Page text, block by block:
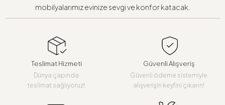
mobilyalarımız evinize sevgi ve konfor katacak.
Teslimat Hizmeti
Dünya çapında
teslimat sağlıyoruz!
Güvenli Alışveriş
Güvenli ödeme sistemiyle
alışverişin keyfini çıkarın!